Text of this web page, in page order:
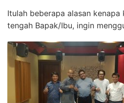
Itulah beberapa alasan
tengah Bapak/Ibu, ingin